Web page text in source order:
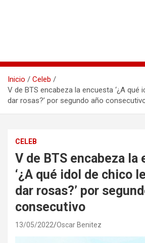
Inicio
Celeb
V de BTS encabeza la encuesta ‘¿A qué
dar rosas?’ por segundo año
CELEB
V de BTS encabeza la
‘¿A qué idol de chico
dar rosas?’ por
consecutivo
13/05/2022 Oscar Benitez